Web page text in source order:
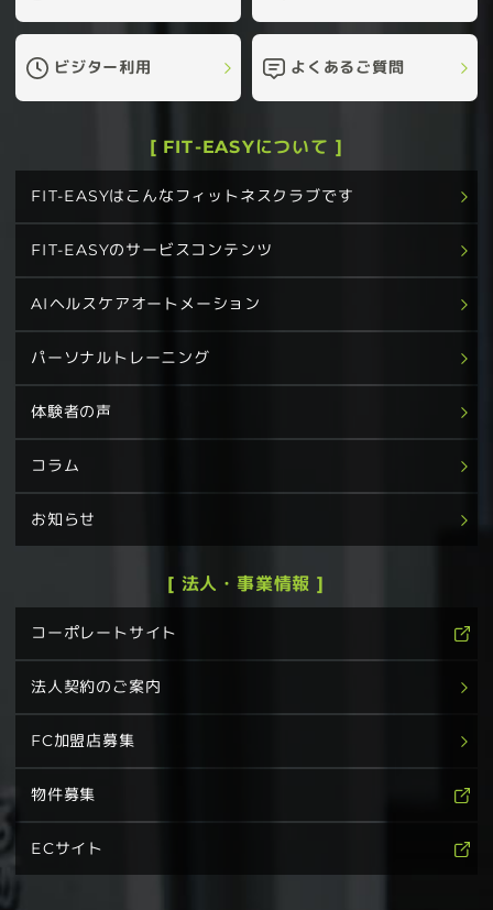
ビジター利用 よくあるご質問
[ FIT-EASYについて ]
FIT-EASYはこんなフィットネスクラブです
FIT-EASYのサービスコンテンツ
AIヘルスケアオートメーション
パーソナルトレーニング
体験者の声
コラム
お知らせ
[ 法人・事業情報 ]
コーポレートサイト
法人契約のご案内
FC加盟店募集
物件募集
ECサイト